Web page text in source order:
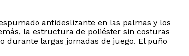
antideslizante en las palmas y los
la estructura de poliéster sin costuras
durante largas jornadas de juego. El puño